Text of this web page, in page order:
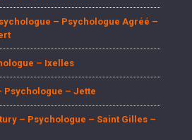
– Psychologue Agréé –
– Ixelles
Psychologue – Jette
– Psychologue – Saint Gilles –